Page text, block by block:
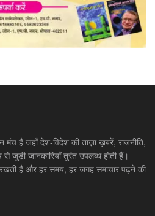
है जहाँ देश-विदेश की ताज़ा ख़बरें, राजनीति,
जानकारियाँ तुरंत उपलब्ध होती हैं।
है और हर समय, हर जगह समाचार पढ़ने की